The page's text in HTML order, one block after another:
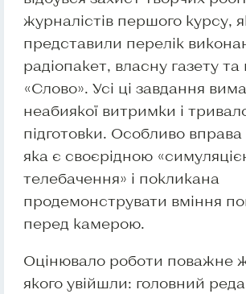
журналістів першого курсу,
представили перелік
радіопакет, власну газету та
«Слово». Усі ці завдання
неабиякої витримки і
підготовки. Особливо
яка є своєрідною
телебачення» і покликана
продемонструвати вміння
перед камерою.
Оцінювало роботи поважне
якого увійшли: головний